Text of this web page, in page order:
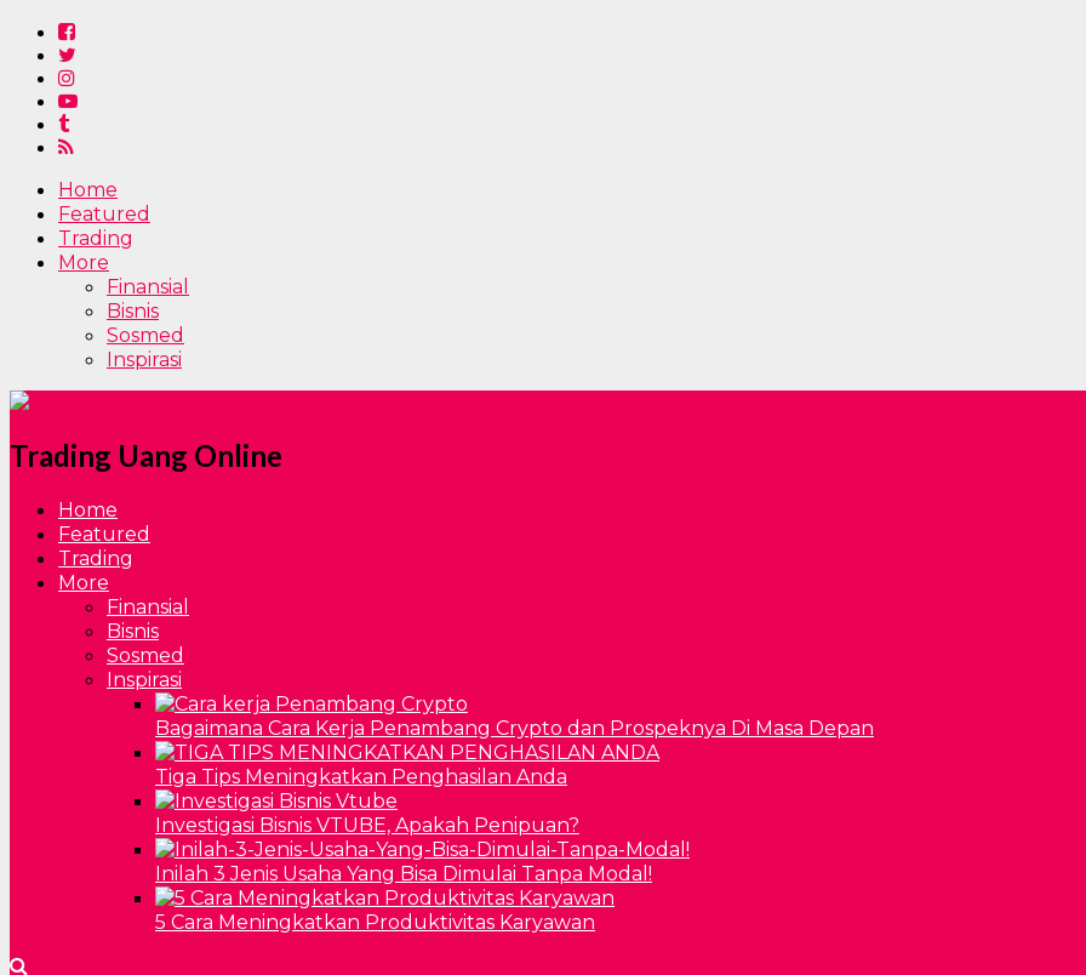
Home
Featured
Trading
More
Finansial
Bisnis
Sosmed
Inspirasi
Trading Uang Online
Home
Featured
Trading
More
Finansial
Bisnis
Sosmed
Inspirasi
Bagaimana Cara Kerja Penambang Crypto dan Prospeknya Di Masa Depan
Tiga Tips Meningkatkan Penghasilan Anda
Investigasi Bisnis VTUBE, Apakah Penipuan?
Inilah 3 Jenis Usaha Yang Bisa Dimulai Tanpa Modal!
5 Cara Meningkatkan Produktivitas Karyawan